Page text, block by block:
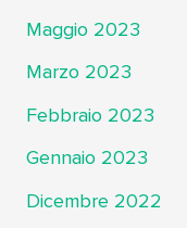
Maggio 2023
Marzo 2023
Febbraio 2023
Gennaio 2023
Dicembre 2022